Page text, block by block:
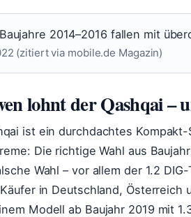
2014–2016 fallen mit
(zitiert via mobile.de Magazin)
lohnt der Qashqai –
ist ein durchdachtes
Die richtige Wahl aus
Wahl – vor allem der 1.2
in Deutschland,
Modell ab Baujahr 2019 mit